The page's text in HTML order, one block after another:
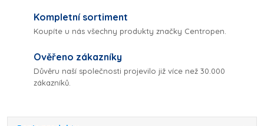
Kompletní sortiment
Koupíte u nás všechny produkty značky Centropen.
Ověřeno zákazníky
Důvěru naší společnosti projevilo již více než 30.000
zákazníků.